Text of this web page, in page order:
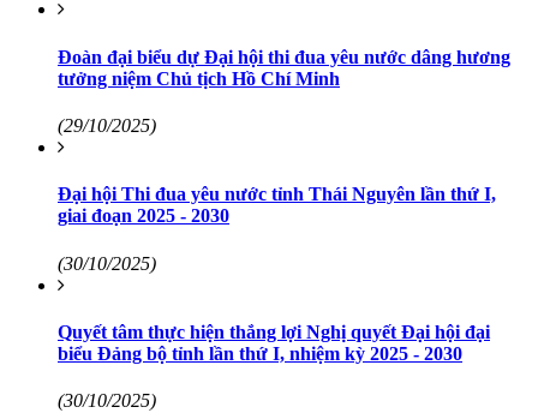
Đoàn đại biểu dự Đại hội thi đua yêu nước dâng hương
tưởng niệm Chủ tịch Hồ Chí Minh
(29/10/2025)
Đại hội Thi đua yêu nước tỉnh Thái Nguyên lần thứ I,
giai đoạn 2025 - 2030
(30/10/2025)
Quyết tâm thực hiện thắng lợi Nghị quyết Đại hội đại
biểu Đảng bộ tỉnh lần thứ I, nhiệm kỳ 2025 - 2030
(30/10/2025)